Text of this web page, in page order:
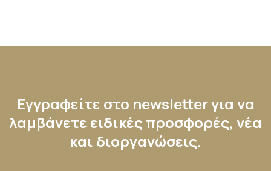
Εγγραφείτε στο newsletter για να
λαμβάνετε ειδικές προσφορές, νέα
και διοργανώσεις.